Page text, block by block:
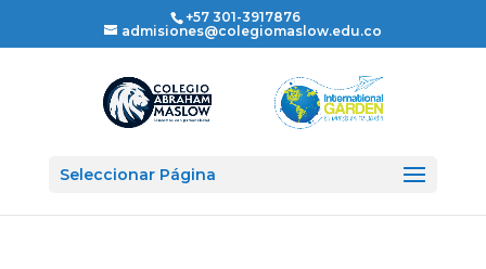
+57 301-3917876
admisiones@colegiomaslow.edu.co
Seleccionar Página